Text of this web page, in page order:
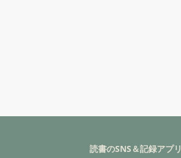
読書のSNS＆記録アプリ